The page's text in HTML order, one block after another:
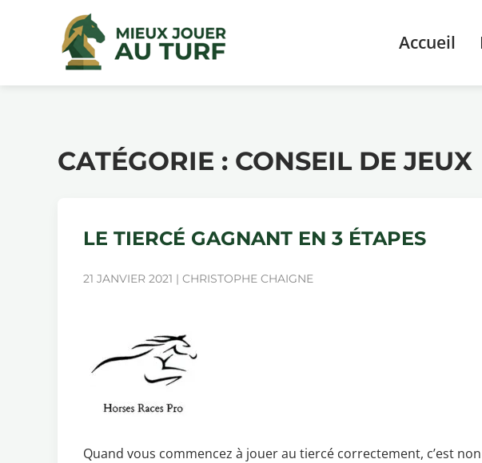
Accueil
CATÉGORIE : CONSEIL DE JEUX
LE TIERCÉ GAGNANT EN 3 ÉTAPES
21 JANVIER 2021 | CHRISTOPHE CHAIGNE
Quand vous commencez à jouer au tiercé correctement, c’est